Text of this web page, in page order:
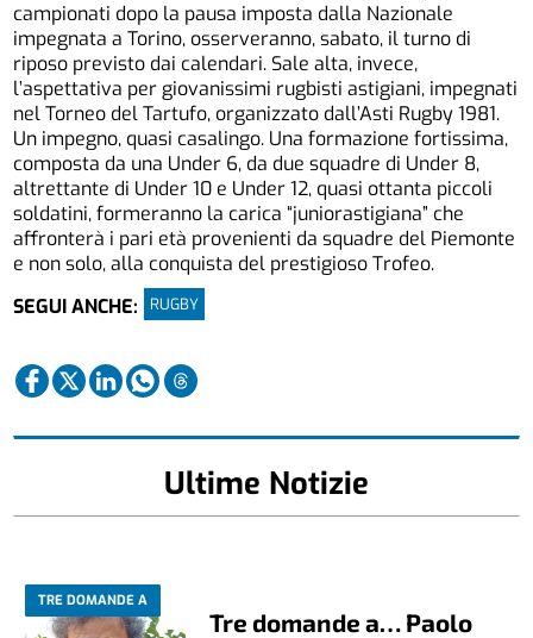
campionati dopo la pausa imposta dalla Nazionale
impegnata a Torino, osserveranno, sabato, il turno di
riposo previsto dai calendari. Sale alta, invece,
l’aspettativa per giovanissimi rugbisti astigiani, impegnati
nel Torneo del Tartufo, organizzato dall’Asti Rugby 1981.
Un impegno, quasi casalingo. Una formazione fortissima,
composta da una Under 6, da due squadre di Under 8,
altrettante di Under 10 e Under 12, quasi ottanta piccoli
soldatini, formeranno la carica “juniorastigiana” che
affronterà i pari età provenienti da squadre del Piemonte
e non solo, alla conquista del prestigioso Trofeo.
SEGUI ANCHE:
RUGBY
Ultime Notizie
TRE DOMANDE A
Tre domande a… Paolo